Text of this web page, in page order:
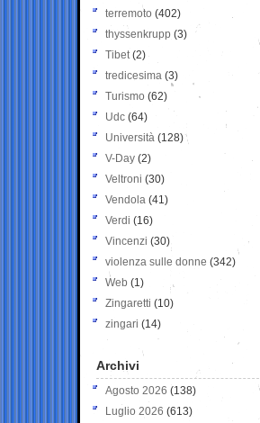
terremoto (402)
thyssenkrupp (3)
Tibet(2)
tredicesima (3)
Turismo (62)
Udc (64)
Università (128)
V-Day (2)
Veltroni (30)
Vendola (41)
Verdi (16)
Vincenzi (30)
violenza sulle donne (342)
Web (1)
Zingaretti (10)
zingari (14)
Archivi
Agosto 2026 (138)
Luglio 2026 (613)